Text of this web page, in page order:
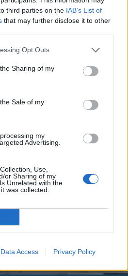
third parties on the IAB’s List of
that may further disclose it to other
Opt Outs
Sharing of my
Sale of my
my
Advertising.
Use,
or Sharing of my
Unrelated with the
was collected.
Data Access Privacy Policy